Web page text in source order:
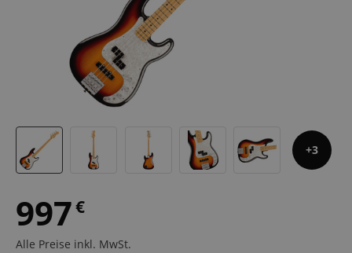
3
997€
Alle Preise inkl. MwSt.